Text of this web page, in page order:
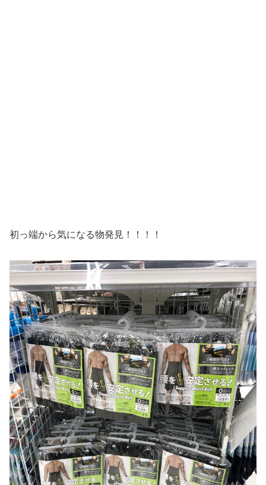
初っ端から気になる物発見！！！！